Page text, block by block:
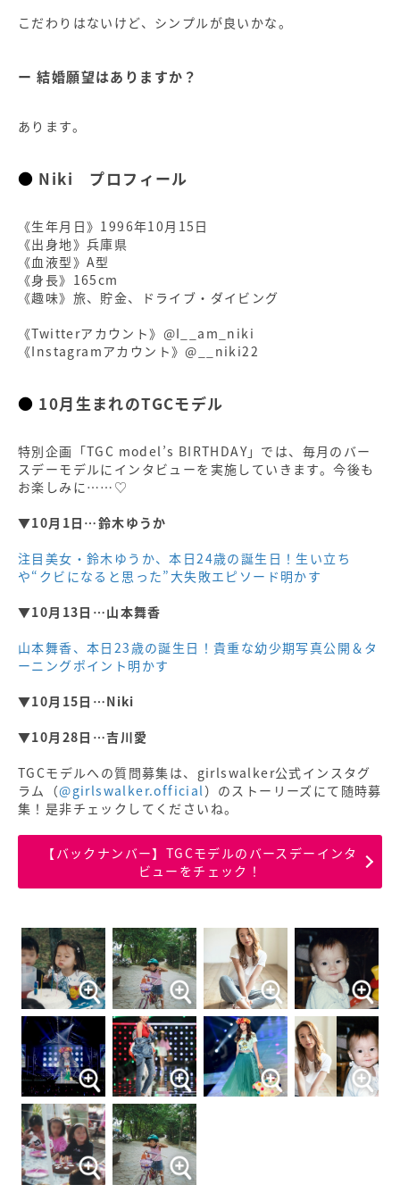
こだわりはないけど、シンプルが良いかな。
結婚願望はありますか？
あります。
Niki プロフィール
《生年月日》1996年10月15日
《出身地》兵庫県
《血液型》A型
《身長》165cm
《趣味》旅、貯金、ドライブ・ダイビング
《Twitterアカウント》@I__am_niki
《Instagramアカウント》@__niki22
10月生まれのTGCモデル
特別企画「TGC model’s BIRTHDAY」では、毎月のバー
スデーモデルにインタビューを実施していきます。今後も
お楽しみに……♡
▼10月1日…鈴木ゆうか
注目美女・鈴木ゆうか、本日24歳の誕生日！生い立ち
や“クビになると思った”大失敗エピソード明かす
▼10月13日…山本舞香
山本舞香、本日23歳の誕生日！貴重な幼少期写真公開＆タ
ーニングポイント明かす
▼10月15日…Niki
▼10月28日…吉川愛
TGCモデルへの質問募集は、girlswalker公式インスタグ
ラム（@girlswalker.official）のストーリーズにて随時募
集！是非チェックしてくださいね。
【バックナンバー】TGCモデルのバースデーインタ
ビューをチェック！